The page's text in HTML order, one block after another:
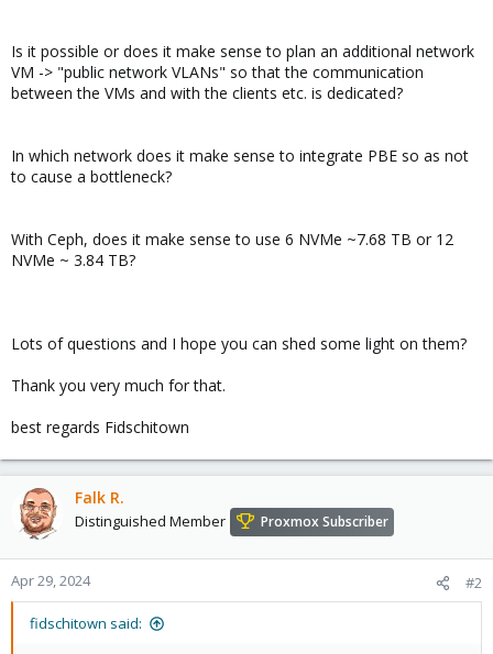
Is it possible or does it make sense to plan an additional network
VM -> "public network VLANs" so that the communication
between the VMs and with the clients etc. is dedicated?
In which network does it make sense to integrate PBE so as not
to cause a bottleneck?
With Ceph, does it make sense to use 6 NVMe ~7.68 TB or 12
NVMe ~ 3.84 TB?
Lots of questions and I hope you can shed some light on them?
Thank you very much for that.
best regards Fidschitown
Falk R.
Distinguished Member Proxmox Subscriber
Apr 29, 2024 #2
fidschitown said: